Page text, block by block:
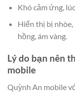
Khó cảm ứng,
Hiển thị bị
hồng, ám vàng.
Lý do bạn nên
mobile
Quỳnh An mobile